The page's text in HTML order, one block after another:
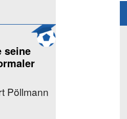
seine
Pöllmann